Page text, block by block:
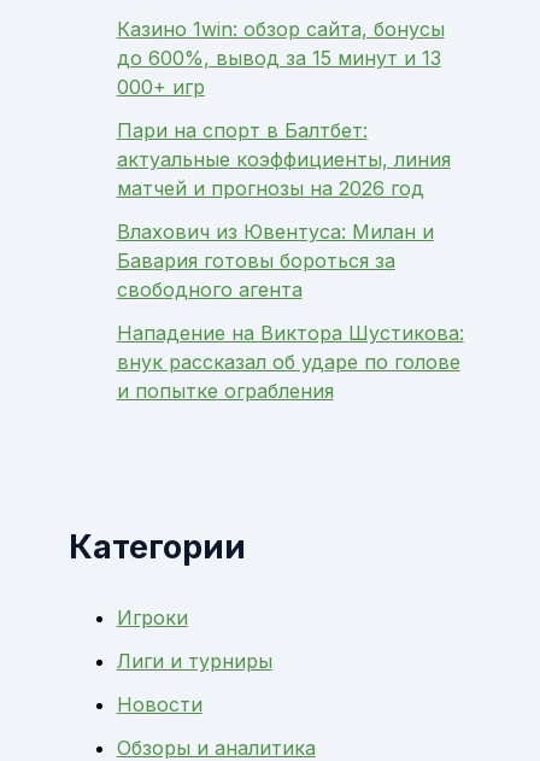
Казино 1win: обзор сайта, бонусы
до 600%, вывод за 15 минут и 13
000+ игр
Пари на спорт в Балтбет:
актуальные коэффициенты, линия
матчей и прогнозы на 2026 год
Влахович из Ювентуса: Милан и
Бавария готовы бороться за
свободного агента
Нападение на Виктора Шустикова:
внук рассказал об ударе по голове
и попытке ограбления
Категории
Игроки
Лиги и турниры
Новости
Обзоры и аналитика